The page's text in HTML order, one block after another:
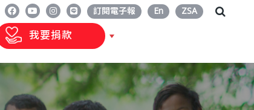
訂閱電子報 En ZSA
我要捐款